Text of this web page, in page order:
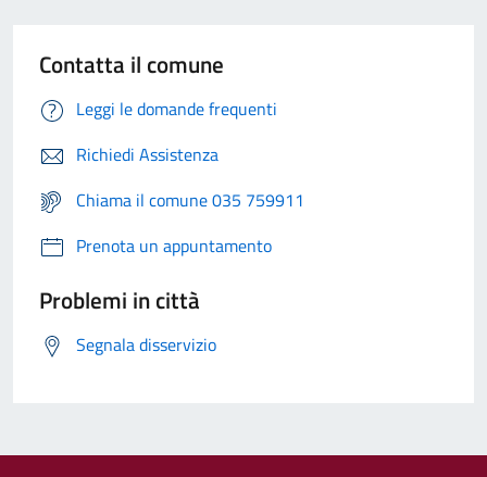
Contatta il comune
Leggi le domande frequenti
Richiedi Assistenza
Chiama il comune 035 759911
Prenota un appuntamento
Problemi in città
Segnala disservizio